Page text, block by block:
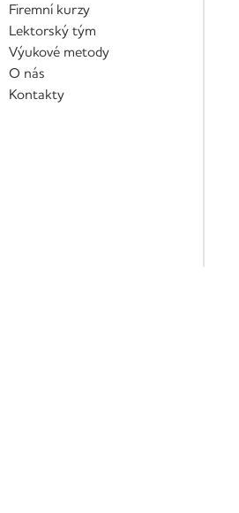
Firemní kurzy
Lektorský tým
Výukové metody
O nás
Kontakty